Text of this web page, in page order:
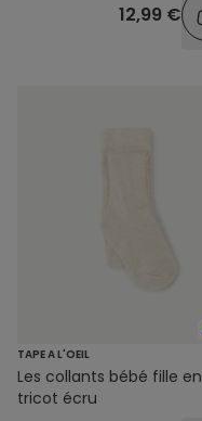
12,99 €
TAPE A L'OEIL
Les collants bébé fille en
tricot écru